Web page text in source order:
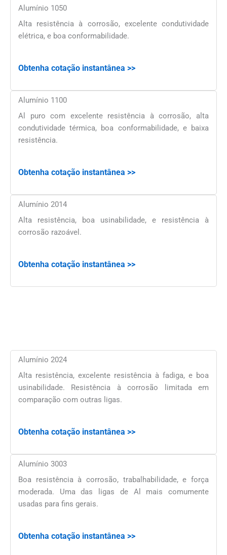
Alumínio 1050
Alta resistência à corrosão, excelente condutividade
elétrica, e boa conformabilidade.
Obtenha cotação instantânea >>
Alumínio 1100
Al puro com excelente resistência à corrosão, alta
condutividade térmica, boa conformabilidade, e baixa
resistência.
Obtenha cotação instantânea >>
Alumínio 2014
Alta resistência, boa usinabilidade, e resistência à
corrosão razoável.
Obtenha cotação instantânea >>
Alumínio 2024
Alta resistência, excelente resistência à fadiga, e boa
usinabilidade. Resistência à corrosão limitada em
comparação com outras ligas.
Obtenha cotação instantânea >>
Alumínio 3003
Boa resistência à corrosão, trabalhabilidade, e força
moderada. Uma das ligas de Al mais comumente
usadas para fins gerais.
Obtenha cotação instantânea >>